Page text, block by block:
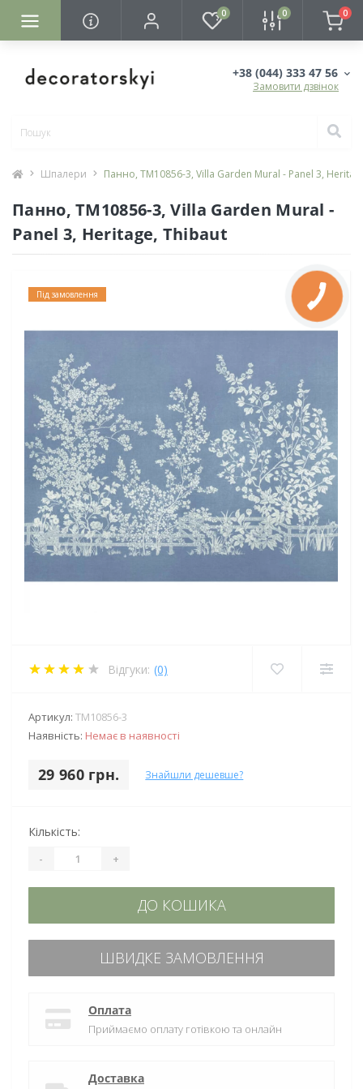
0 0 0
+38 (044) 333 47 56
Замовити дзвінок
Шпалери Панно, TM10856-3, Villa Garden Mural - Panel 3,
Панно, TM10856-3, Villa Garden Mural -
Panel 3, Heritage, Thibaut
Під замовлення
Відгуки: (0)
Артикул: TM10856-3
Наявність: Немає в наявності
29 960 грн. Знайшли дешевше?
Кількість:
- +
ДО КОШИКА
ШВИДКЕ ЗАМОВЛЕННЯ
Оплата
Приймаємо оплату готівкою та онлайн
Доставка